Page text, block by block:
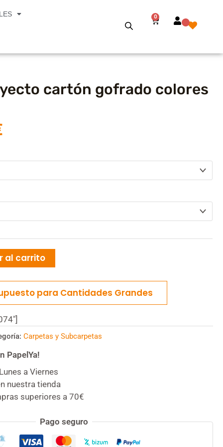
0
Carrito
cartón gofrado colores
al carrito
para Cantidades Grandes
Carpetas y Subcarpetas
PapelYa!
a Viernes
nuestra tienda
superiores a 70€
Pago seguro